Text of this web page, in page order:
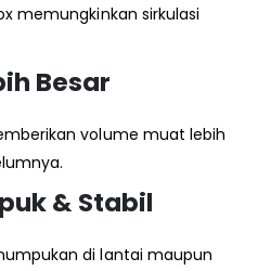
memungkinkan sirkulasi
Besar
volume muat lebih
& Stabil
di lantai maupun